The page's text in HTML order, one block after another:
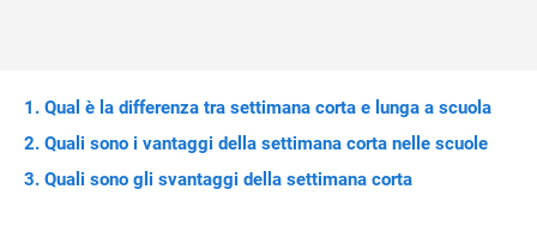
Qual è la differenza tra settimana corta e lunga a scuola
Quali sono i vantaggi della settimana corta nelle scuole
Quali sono gli svantaggi della settimana corta